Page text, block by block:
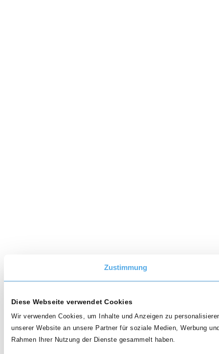
Zustimmung
Diese Webseite verwendet Cookies
Wir verwenden Cookies, um Inhalte und Anzeigen zu
unserer Website an unsere Partner für soziale Medien, Werbung
Rahmen Ihrer Nutzung der Dienste gesammelt haben.